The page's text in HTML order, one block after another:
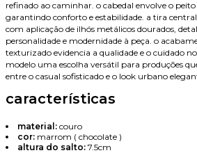
Celular
refinado ao caminhar. o cabedal envolve o
garantindo conforto e estabilidade. a tira
com aplicação de ilhós metálicos dourados,
personalidade e modernidade à peça. o
texturizado evidencia a qualidade e o cuidado
modelo uma escolha versátil para produções
entre o casual sofisticado e o look urbano
características
material: couro
cor: marrom ( chocolate )
altura do salto: 7.5cm